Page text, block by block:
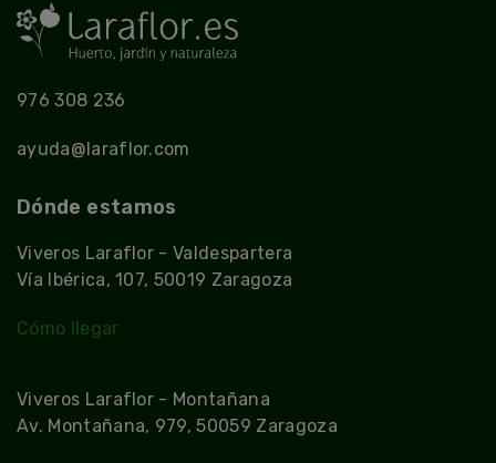
976 308 236
ayuda@laraflor.com
Dónde estamos
Viveros Laraflor - Valdespartera
Vía Ibérica, 107, 50019 Zaragoza
Cómo llegar
Viveros Laraflor - Montañana
Av. Montañana, 979, 50059 Zaragoza